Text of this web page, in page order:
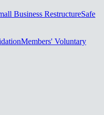
Business RestructureSafe
Members' Voluntary